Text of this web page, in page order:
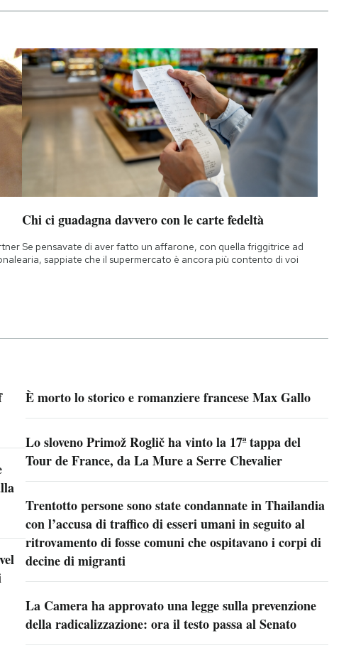
Chi ci guadagna davvero con le carte fedeltà
Se pensavate di aver fatto un affarone, con quella friggitrice ad
aria, sappiate che il supermercato è ancora più contento di voi
È morto lo storico e romanziere francese Max Gallo
Lo sloveno Primož Roglič ha vinto la 17ª tappa del
Tour de France, da La Mure a Serre Chevalier
Trentotto persone sono state condannate in Thailandia
con l’accusa di traffico di esseri umani in seguito al
ritrovamento di fosse comuni che ospitavano i corpi di
decine di migranti
La Camera ha approvato una legge sulla prevenzione
della radicalizzazione: ora il testo passa al Senato